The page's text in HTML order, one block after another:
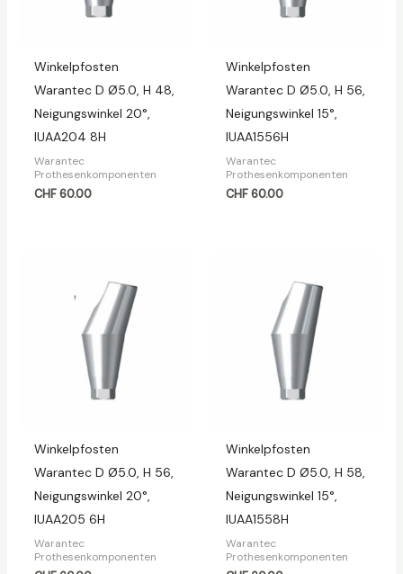
Winkelpfosten
Warantec D Ø5.0, H 48,
Neigungswinkel 20°,
IUAA204 8H
Warantec
Prothesenkomponenten
CHF60.00
Winkelpfosten
Warantec D Ø5.0, H 56,
Neigungswinkel 15°,
IUAA1556H
Warantec
Prothesenkomponenten
CHF60.00
Winkelpfosten
Warantec D Ø5.0, H 56,
Neigungswinkel 20°,
IUAA205 6H
Warantec
Prothesenkomponenten
Winkelpfosten
Warantec D Ø5.0, H 58,
Neigungswinkel 15°,
IUAA1558H
Warantec
Prothesenkomponenten